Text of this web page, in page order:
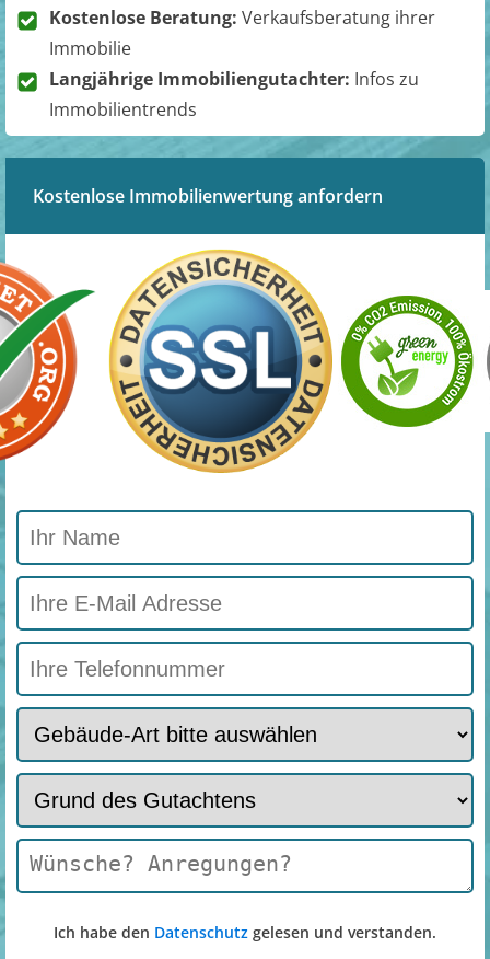
Kostenlose Beratung: Verkaufsberatung ihrer
Immobilie
Langjährige Immobiliengutachter: Infos zu
Immobilientrends
Kostenlose Immobilienwertung anfordern
Ich habe den Datenschutz gelesen und verstanden.